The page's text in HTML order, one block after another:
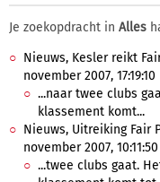
Je zoekopdracht in Alles
Nieuws, Kesler reikt
november 2007, 17:19:10
...naar twee clubs
klassement komt...
Nieuws, Uitreiking Fair
november 2007, 10:11:50
...twee clubs gaat.